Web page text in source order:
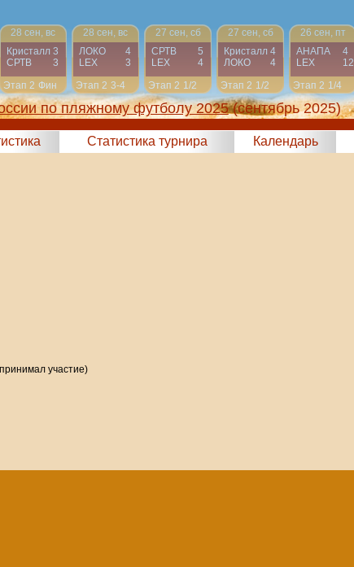
28 сен, вс
Кристалл 3
СРТВ
3
Этап 2 Фин
28 сен, вс
ЛОКО
4
LEX
3
Этап 2 3-4
27 сен, сб
СРТВ
5
LEX
4
Этап 2 1/2
27 сен, сб
Кристалл 4
ЛОКО
4
Этап 2 1/2
26 сен, пт
АНАПА
4
LEX
12
Этап 2 1/4
по пляжному футболу 2025 (сентябрь 2025)
Статистика турнира Календарь
участие)